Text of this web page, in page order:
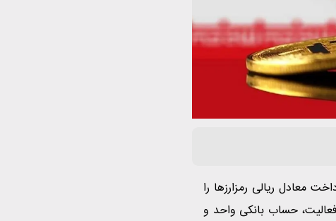
معادل ریالی رمزارزها را
حساب بانکی واحد و